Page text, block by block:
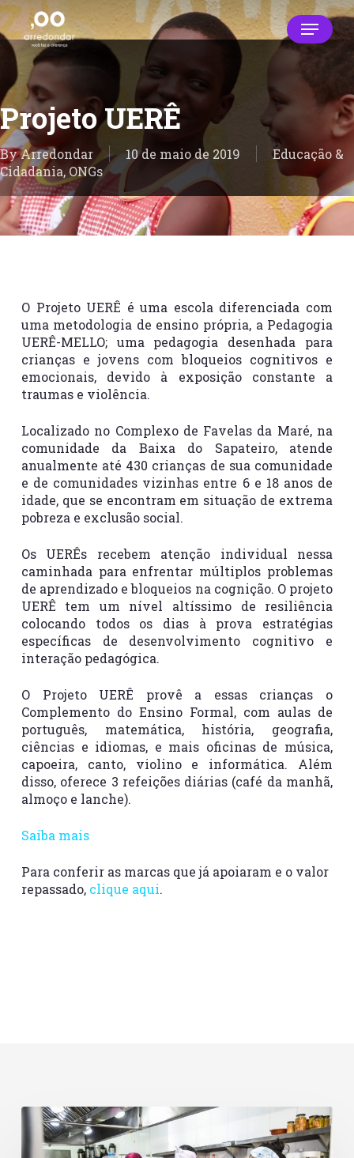
Skip
to
main
content
Menu
Projeto UERÊ
ByArredondar 10 de maio de 2019
Educação &
Cidadania, ONGs
O Projeto UERÊ é uma escola diferenciada com
uma metodologia de ensino própria, a Pedagogia
UERÊ-MELLO; uma pedagogia desenhada para
crianças e jovens com bloqueios cognitivos e
emocionais, devido à exposição constante a
traumas e violência.
Localizado no Complexo de Favelas da Maré, na
comunidade da Baixa do Sapateiro, atende
anualmente até 430 crianças de sua comunidade
e de comunidades vizinhas entre 6 e 18 anos de
idade, que se encontram em situação de extrema
pobreza e exclusão social.
Os UERÊs recebem atenção individual nessa
caminhada para enfrentar múltiplos problemas
de aprendizado e bloqueios na cognição. O projeto
UERÊ tem um nível altíssimo de resiliência
colocando todos os dias à prova estratégias
específicas de desenvolvimento cognitivo e
interação pedagógica.
O Projeto UERÊ provê a essas crianças o
Complemento do Ensino Formal, com aulas de
português, matemática, história, geografia,
ciências e idiomas, e mais oficinas de música,
capoeira, canto, violino e informática. Além
disso, oferece 3 refeições diárias (café da manhã,
almoço e lanche).
Saiba mais
Para conferir as marcas que já apoiaram e o valor
repassado, clique aqui.
Redes
Maré
Close